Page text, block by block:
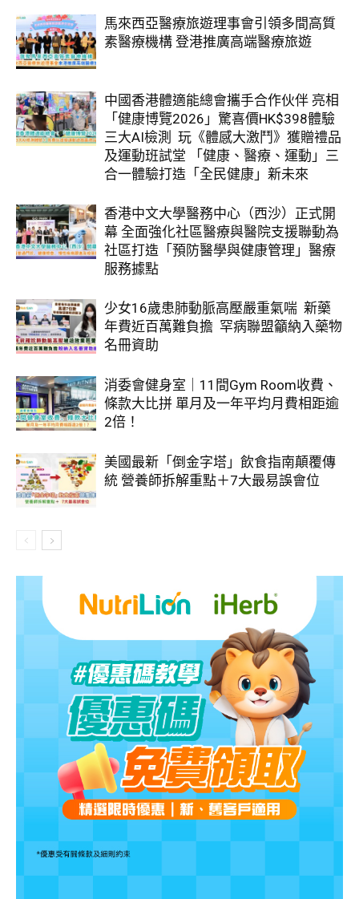
馬來西亞醫療旅遊理事會引領多間高質
素醫療機構 登港推廣高端醫療旅遊
中國香港體適能總會攜手合作伙伴 亮相
「健康博覽2026」驚喜價HK$398體驗
三大AI檢測 玩《體感大激鬥》獲贈禮品
及運動班試堂 「健康、醫療、運動」三
合一體驗打造「全民健康」新未來
香港中文大學醫務中心（西沙）正式開
幕 全面強化社區醫療與醫院支援聯動為
社區打造「預防醫學與健康管理」醫療
服務據點
少女16歲患肺動脈高壓嚴重氣喘 新藥
年費近百萬難負擔 罕病聯盟籲納入藥物
名冊資助
消委會健身室｜11間Gym Room收費、
條款大比拼 單月及一年平均月費相距逾
2倍！
美國最新「倒金字塔」飲食指南顛覆傳
統 營養師拆解重點＋7大最易誤會位